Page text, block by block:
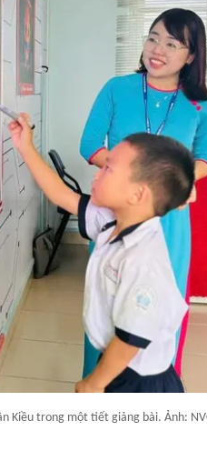
Kiều trong một tiết giảng bài. Ảnh: